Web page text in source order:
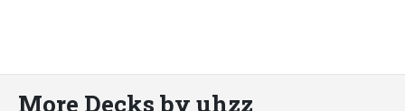
More Decks by uhzz